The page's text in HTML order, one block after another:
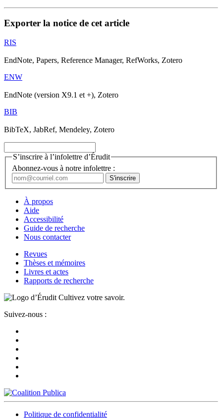
Exporter la notice de cet article
RIS
EndNote, Papers, Reference Manager, RefWorks, Zotero
ENW
EndNote (version X9.1 et +), Zotero
BIB
BibTeX, JabRef, Mendeley, Zotero
S’inscrire à l’infolettre d’Érudit
Abonnez-vous à notre infolettre :
À propos
Aide
Accessibilité
Guide de recherche
Nous contacter
Revues
Thèses et mémoires
Livres et actes
Rapports de recherche
Cultivez votre savoir.
Suivez-nous :
Politique de confidentialité